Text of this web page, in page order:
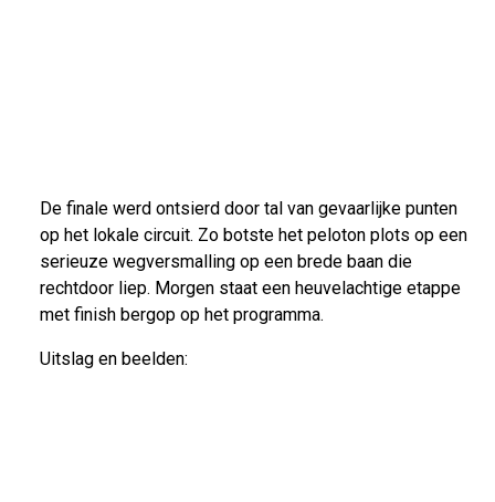
De finale werd ontsierd door tal van gevaarlijke punten
op het lokale circuit. Zo botste het peloton plots op een
serieuze wegversmalling op een brede baan die
rechtdoor liep. Morgen staat een heuvelachtige etappe
met finish bergop op het programma.
Uitslag en beelden: